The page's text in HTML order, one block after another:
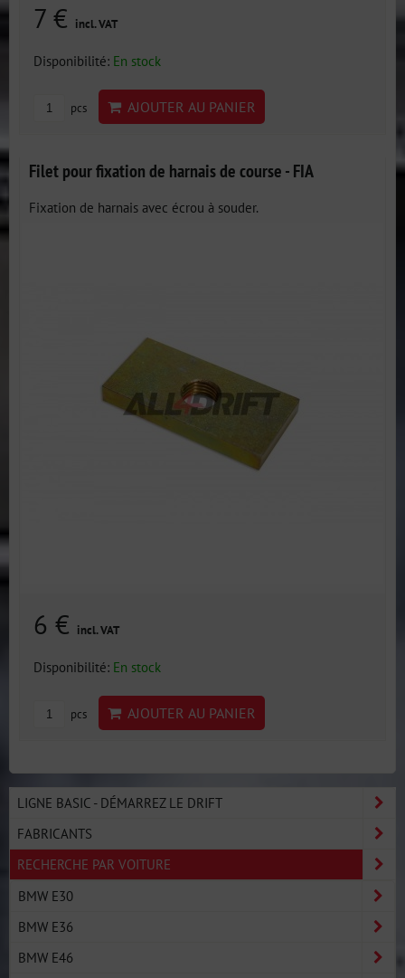
7 € incl. VAT
Disponibilité: En stock
pcs AJOUTER AU PANIER
Filet pour fixation de harnais de course - FIA
Fixation de harnais avec écrou à souder.
6 € incl. VAT
Disponibilité: En stock
pcs AJOUTER AU PANIER
LIGNE BASIC - DÉMARREZ LE DRIFT
FABRICANTS
RECHERCHE PAR VOITURE
BMW E30
BMW E36
BMW E46